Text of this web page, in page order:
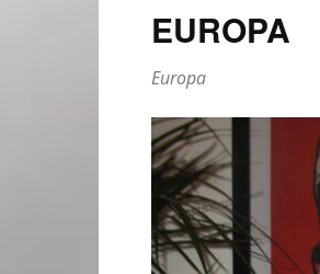
EUROPA
Europa